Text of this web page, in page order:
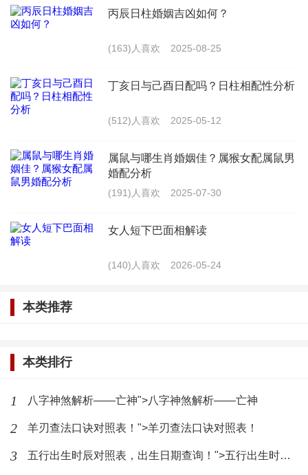
1. 平衡布局：在布局上，确保帝旺宫位与其他部
分的气场协调，避免能量过盛。
宫位相生的装饰和家具，以调和气场。
3. 调整光线和通风：确保帝旺宫位的光线和通风
适宜，避免过度的明亮或通风不良。
风水学是一门深奥的学问，帝旺宫位虽吉，但需
中见帝旺宫位反凶，从而创造一个和谐、吉利的居住
解读八字偏强及其对财运的影响
丙辰日柱婚姻吉凶如何？
(163)人喜欢 2025-08-25
丁亥日与己酉日配吗？日柱相配性分析
(512)人喜欢 2025-05-12
属鼠与哪生肖婚姻佳？属猴女配属鼠男
婚配分析
(191)人喜欢 2025-07-30
女人短下巴面相解读
(140)人喜欢 2026-05-24
本类推荐
本类排行
1 八字神煞解析——亡神">八字神煞解析——亡神
2 羊刃查法口诀对照表！">羊刃查法口诀对照表！
3 五行出生时辰对照表，出生日期查询！">五行出生时辰对照表，出生日期查询！